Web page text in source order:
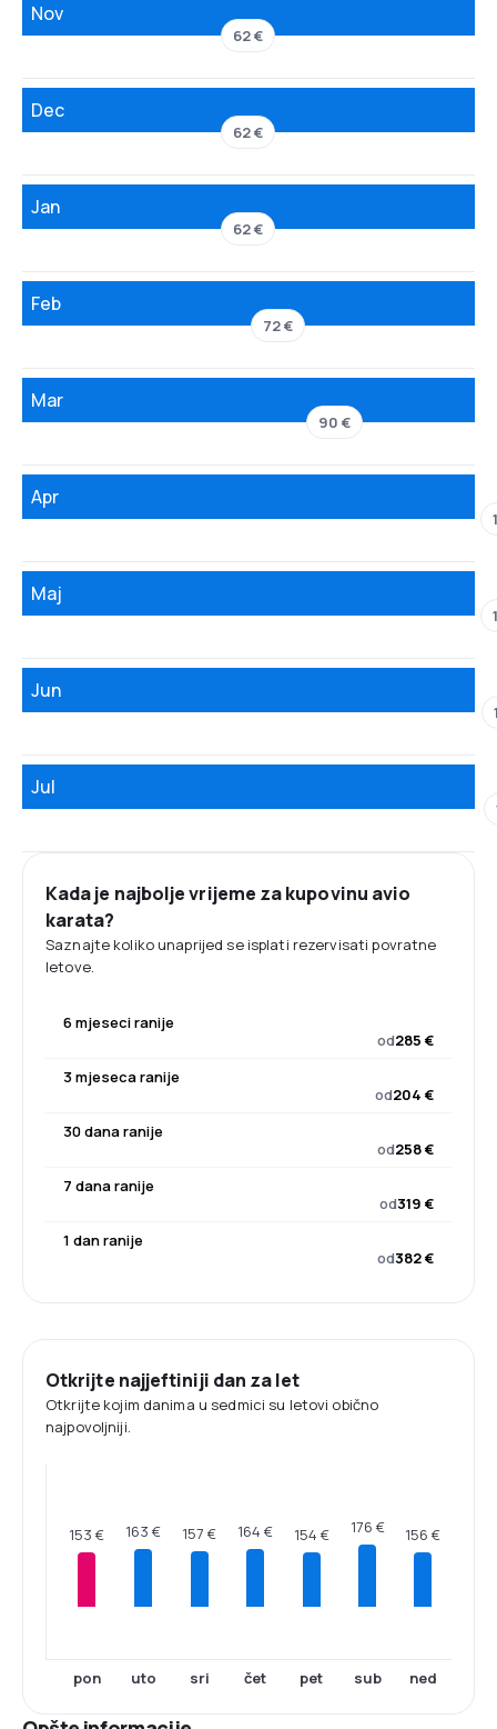
Nov
62 €
Dec
62 €
Jan
62 €
Feb
72 €
Mar
90 €
Apr
Maj
Jun
Jul
Kada je najbolje vrijeme za kupovinu avio
karata?
Saznajte koliko unaprijed se isplati rezervisati povratne
letove.
6 mjeseci ranije
od285 €
3 mjeseca ranije
od204 €
30 dana ranije
od258 €
7 dana ranije
od319 €
1 dan ranije
od382 €
Otkrijte najjeftiniji dan za let
Otkrijte kojim danima u sedmici su letovi obično
najpovoljniji.
153 €
pon
163 €
uto
157 €
sri
164 €
čet
154 €
pet
176 €
sub
156 €
ned